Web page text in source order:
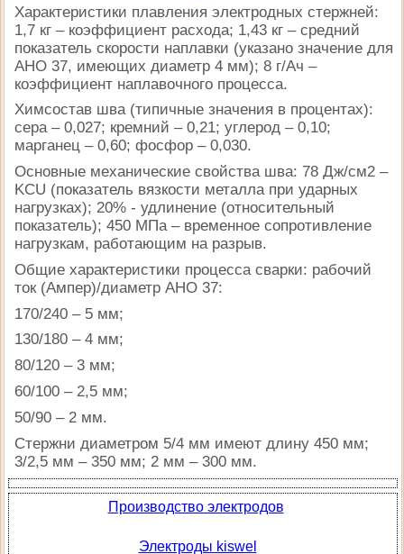
Характеристики плавления электродных стержней:
1,7 кг – коэффициент расхода; 1,43 кг – средний
показатель скорости наплавки (указано значение для
АНО 37, имеющих диаметр 4 мм); 8 г/Ач –
коэффициент наплавочного процесса.
Химсостав шва (типичные значения в процентах):
сера – 0,027; кремний – 0,21; углерод – 0,10;
марганец – 0,60; фосфор – 0,030.
Основные механические свойства шва: 78 Дж/см2 –
KCU (показатель вязкости металла при ударных
нагрузках); 20% - удлинение (относительный
показатель); 450 МПа – временное сопротивление
нагрузкам, работающим на разрыв.
Общие характеристики процесса сварки: рабочий
ток (Ампер)/диаметр АНО 37:
170/240 – 5 мм;
130/180 – 4 мм;
80/120 – 3 мм;
60/100 – 2,5 мм;
50/90 – 2 мм.
Стержни диаметром 5/4 мм имеют длину 450 мм;
3/2,5 мм – 350 мм; 2 мм – 300 мм.
Производство электродов
Электроды kiswel